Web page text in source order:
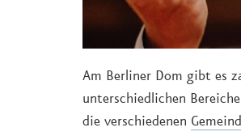
Am Berliner Dom gibt es
unterschiedlichen
die verschiedenen